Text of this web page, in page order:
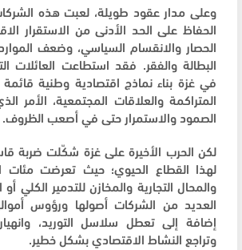
وعلى مدار عقود طويلة، لعبت هذه
الحفاظ على الحد الأدنى من الاستقرار
الحصار والانقسام السياسي، وضعف
البطالة والفقر. فقد استطاعت العائلات
في غزة بناء نماذج اقتصادية وطنية قائمة
المتراكمة والعلاقات المجتمعية، الأمر
الصمود والاستمرار حتى في أصعب الظروف.
لكن الحرب الأخيرة على غزة شكّلت ضربة
لهذا القطاع الحيوي؛ حيث تعرضت مئات
والمحال التجارية والمخازن للتدمير الكلي
العديد من الشركات أصولها ورؤوس
إضافة إلى تعطل سلاسل التوريد، وانهيار
وتراجع النشاط الاقتصادي بشكل خطير.